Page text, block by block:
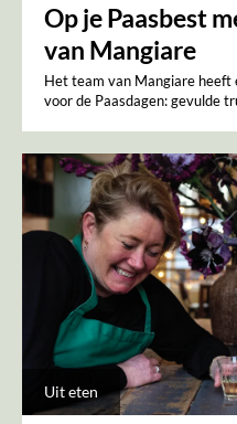
Op je Paasbest
van Mangiare
Het team van Mangiare heeft
voor de Paasdagen: gevulde
Uit eten